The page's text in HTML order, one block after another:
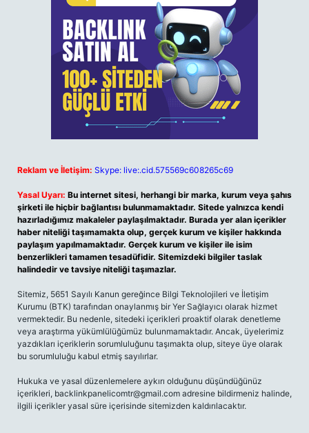
Reklam ve İletişim: Skype: live:.cid.575569c608265c69
Yasal Uyarı: Bu internet sitesi, herhangi bir marka, kurum veya şahıs
şirketi ile hiçbir bağlantısı bulunmamaktadır. Sitede yalnızca kendi
hazırladığımız makaleler paylaşılmaktadır. Burada yer alan içerikler
haber niteliği taşımamakta olup, gerçek kurum ve kişiler hakkında
paylaşım yapılmamaktadır. Gerçek kurum ve kişiler ile isim
benzerlikleri tamamen tesadüfidir. Sitemizdeki bilgiler taslak
halindedir ve tavsiye niteliği taşımazlar.
Sitemiz, 5651 Sayılı Kanun gereğince Bilgi Teknolojileri ve İletişim
Kurumu (BTK) tarafından onaylanmış bir Yer Sağlayıcı olarak hizmet
vermektedir. Bu nedenle, sitedeki içerikleri proaktif olarak denetleme
veya araştırma yükümlülüğümüz bulunmamaktadır. Ancak, üyelerimiz
yazdıkları içeriklerin sorumluluğunu taşımakta olup, siteye üye olarak
bu sorumluluğu kabul etmiş sayılırlar.
Hukuka ve yasal düzenlemelere aykırı olduğunu düşündüğünüz
içerikleri, backlinkpanelicomtr@gmail.com adresine bildirmeniz halinde,
ilgili içerikler yasal süre içerisinde sitemizden kaldırılacaktır.